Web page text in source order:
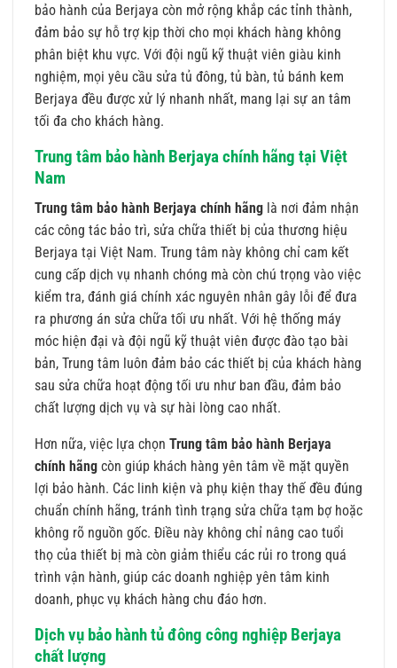
bảo hành của Berjaya còn mở rộng khắp các tỉnh thành,
đảm bảo sự hỗ trợ kịp thời cho mọi khách hàng không
phân biệt khu vực. Với đội ngũ kỹ thuật viên giàu kinh
nghiệm, mọi yêu cầu sửa tủ đông, tủ bàn, tủ bánh kem
Berjaya đều được xử lý nhanh nhất, mang lại sự an tâm
tối đa cho khách hàng.
Trung tâm bảo hành Berjaya chính hãng tại Việt
Nam
Trung tâm bảo hành Berjaya chính hãng là nơi đảm nhận
các công tác bảo trì, sửa chữa thiết bị của thương hiệu
Berjaya tại Việt Nam. Trung tâm này không chỉ cam kết
cung cấp dịch vụ nhanh chóng mà còn chú trọng vào việc
kiểm tra, đánh giá chính xác nguyên nhân gây lỗi để đưa
ra phương án sửa chữa tối ưu nhất. Với hệ thống máy
móc hiện đại và đội ngũ kỹ thuật viên được đào tạo bài
bản, Trung tâm luôn đảm bảo các thiết bị của khách hàng
sau sửa chữa hoạt động tối ưu như ban đầu, đảm bảo
chất lượng dịch vụ và sự hài lòng cao nhất.
Hơn nữa, việc lựa chọn Trung tâm bảo hành Berjaya
chính hãng còn giúp khách hàng yên tâm về mặt quyền
lợi bảo hành. Các linh kiện và phụ kiện thay thế đều đúng
chuẩn chính hãng, tránh tình trạng sửa chữa tạm bợ hoặc
không rõ nguồn gốc. Điều này không chỉ nâng cao tuổi
thọ của thiết bị mà còn giảm thiểu các rủi ro trong quá
trình vận hành, giúp các doanh nghiệp yên tâm kinh
doanh, phục vụ khách hàng chu đáo hơn.
Dịch vụ bảo hành tủ đông công nghiệp Berjaya
chất lượng